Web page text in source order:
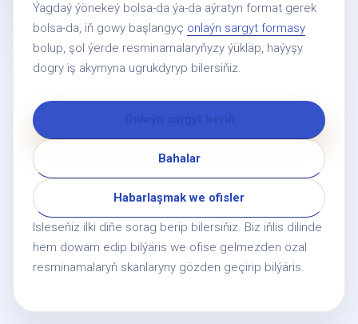
Ýagdaý ýönekeý bolsa-da ýa-da aýratyn format gerek
bolsa-da, iň gowy başlangyç onlaýn sargyt formasy
bolup, şol ýerde resminamalaryňyzy ýükläp, haýyşy
dogry iş akymyna ugrukdyryp bilersiňiz.
Bahalar
Habarlaşmak we ofisler
Isleseňiz ilki diňe sorag berip bilersiňiz. Biz iňlis dilinde
hem dowam edip bilýäris we ofise gelmezden ozal
resminamalaryň skanlaryny gözden geçirip bilýäris.